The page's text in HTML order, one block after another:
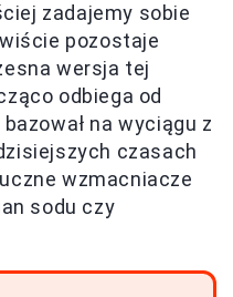
zadajemy sobie
pozostaje
wersja tej
odbiega od
na wyciągu z
czasach
wzmacniacze
sodu czy